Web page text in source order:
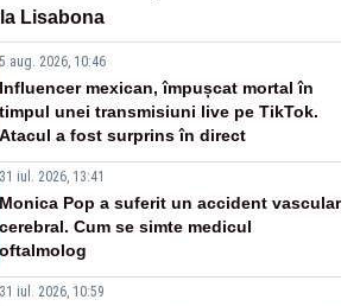
Lisabona
5 aug. 2026, 10:46
Influencer mexican, împușcat mortal în
timpul unei transmisiuni live pe TikTok.
Atacul a fost surprins în direct
31 iul. 2026, 13:41
Monica Pop a suferit un accident vascular
cerebral. Cum se simte medicul
oftalmolog
31 iul. 2026, 10:59